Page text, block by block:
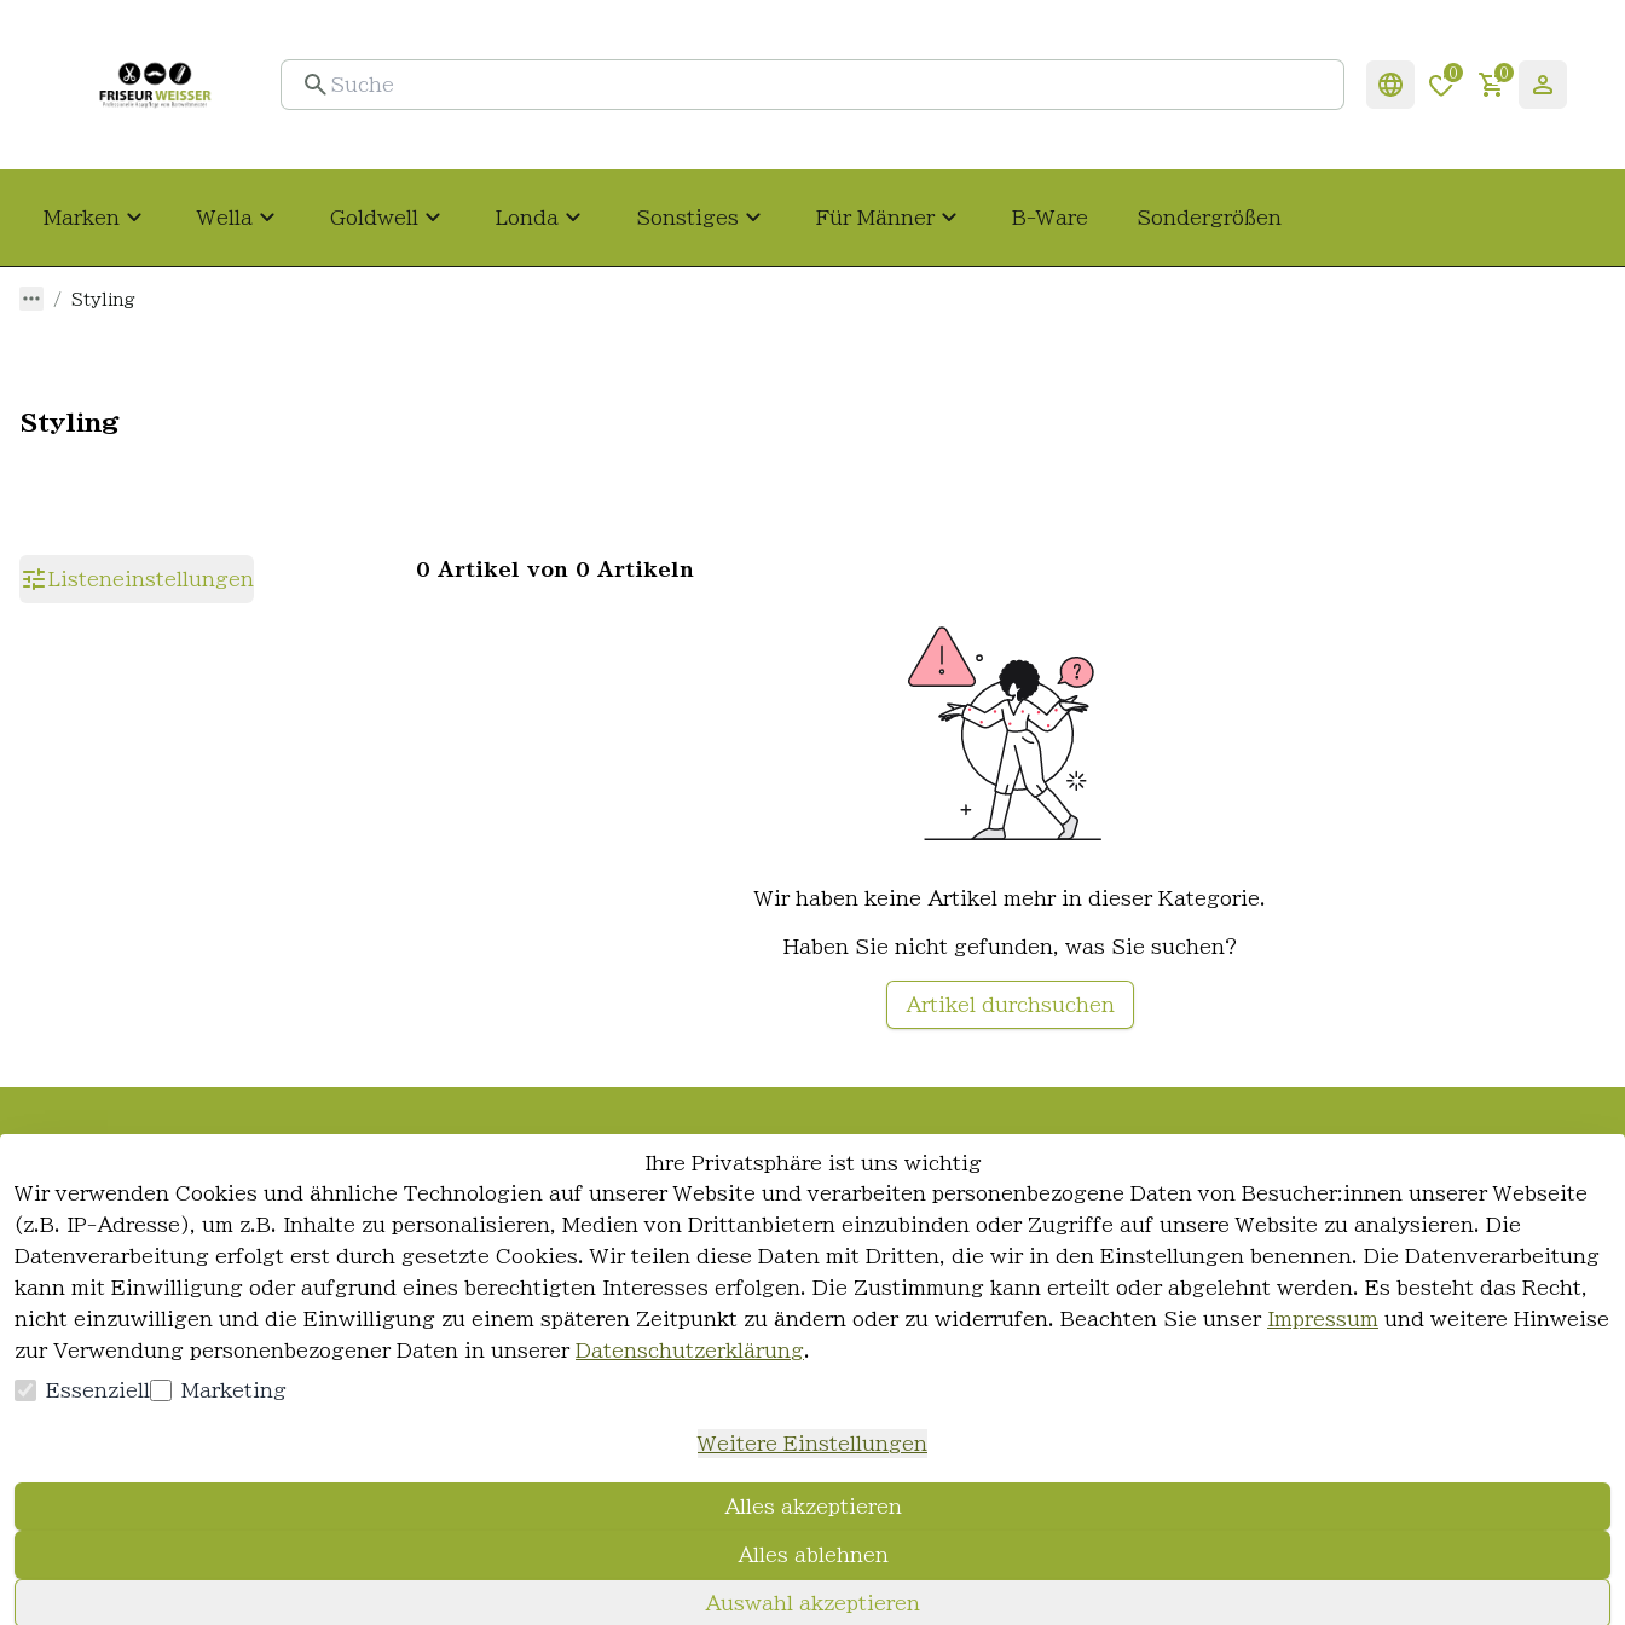
0 0
Marken Wella Goldwell Londa Sonstiges Für Männer B-Ware Sondergrößen
Styling
Styling
Listeneinstellungen 0 Artikel von 0 Artikeln
Wir haben keine Artikel mehr in dieser Kategorie.
Haben Sie nicht gefunden, was Sie suchen?
Artikel durchsuchen
Ihre Privatsphäre ist uns wichtig
Wir verwenden Cookies und ähnliche Technologien auf unserer Website und verarbeiten personenbezogene Daten von Besucher:innen unserer Webseite
(z.B. IP-Adresse), um z.B. Inhalte zu personalisieren, Medien von Drittanbietern einzubinden oder Zugriffe auf unsere Website zu analysieren. Die
Datenverarbeitung erfolgt erst durch gesetzte Cookies. Wir teilen diese Daten mit Dritten, die wir in den Einstellungen benennen. Die Datenverarbeitung
kann mit Einwilligung oder aufgrund eines berechtigten Interesses erfolgen. Die Zustimmung kann erteilt oder abgelehnt werden. Es besteht das Recht,
nicht einzuwilligen und die Einwilligung zu einem späteren Zeitpunkt zu ändern oder zu widerrufen. Beachten Sie unser Impressum und weitere Hinweise
zur Verwendung personenbezogener Daten in unserer Datenschutzerklärung.
Essenziell Marketing
Weitere Einstellungen
Alles akzeptieren
Alles ablehnen
Auswahl akzeptieren
AGB
Impressum
Datenschutzerklärung
Widerrufsrecht
Kontakt
Registrieren